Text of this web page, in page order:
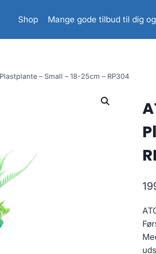
Shop Mange gode tilbud til dig
– Small – 18-25cm – RP304